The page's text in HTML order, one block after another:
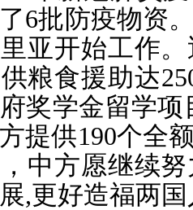
6批防疫物资
亚开始工作
粮食援助达
奖学金留学项
提供190个全
中方愿继续
,更好造福两